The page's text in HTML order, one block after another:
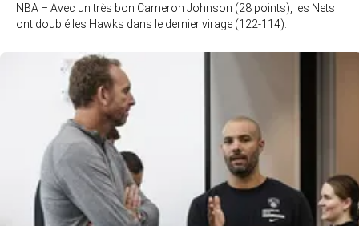
NBA – Avec un très bon Cameron Johnson (28 points), les Nets
ont doublé les Hawks dans le dernier virage (122-114).